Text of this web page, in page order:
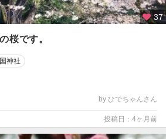
37
桜です。
神社
by ひでちゃんさん
投稿日：4ヶ月前